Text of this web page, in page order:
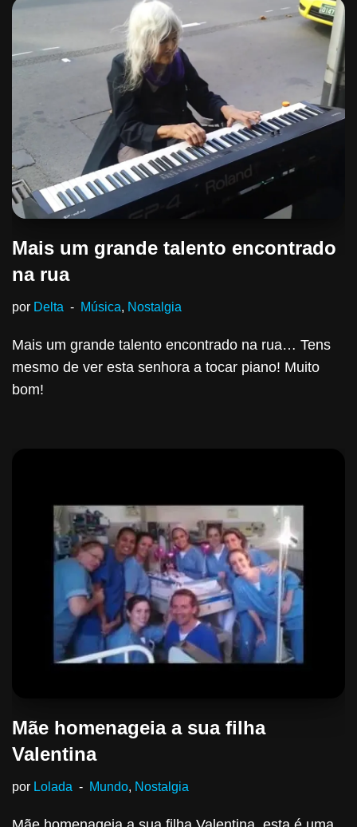
Mais um grande talento encontrado
na rua
por Delta Música Nostalgia
Mais um grande talento encontrado na rua… Tens
mesmo de ver esta senhora a tocar piano! Muito
bom!
Mãe homenageia a sua filha
Valentina
por Lolada Mundo, Nostalgia